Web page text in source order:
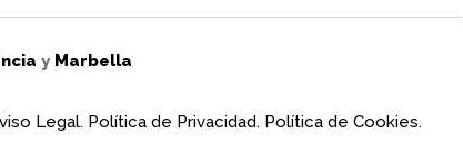
y Marbella
Legal. Política de Privacidad. Política de Cookies.